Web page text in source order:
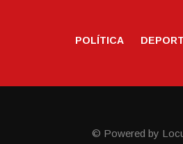
POLÍTICA
© Powered by